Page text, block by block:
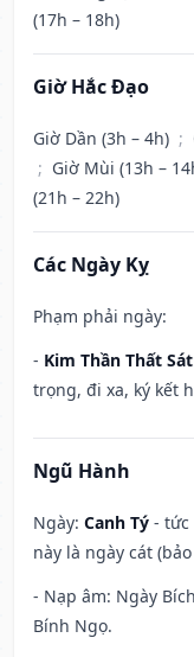
(17h – 18h)
Giờ Hắc Đạo
Giờ Dần (3h – 4h) ;
; Giờ Mùi (13h –
(21h – 22h)
Các Ngày Kỵ
Phạm phải ngày:
- Kim Thần Thất Sát
trọng, đi xa, ký kết
Ngũ Hành
Ngày: Canh Tý - tức
này là ngày cát
- Nạp âm: Ngày
Bính Ngọ.